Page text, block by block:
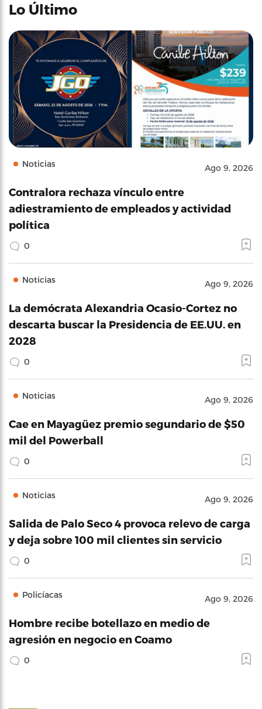
Lo Último
Noticias Ago 9, 2026
Contralora rechaza vínculo entre
adiestramiento de empleados y actividad
política
0
Noticias Ago 9, 2026
La demócrata Alexandria Ocasio-Cortez no
descarta buscar la Presidencia de EE.UU. en
2028
0
Noticias Ago 9, 2026
Cae en Mayagüez premio segundario de $50
mil del Powerball
0
Noticias Ago 9, 2026
Salida de Palo Seco 4 provoca relevo de carga
y deja sobre 100 mil clientes sin servicio
0
Policíacas Ago 9, 2026
Hombre recibe botellazo en medio de
agresión en negocio en Coamo
0